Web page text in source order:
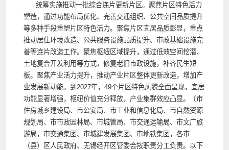
统筹实施推动一批综合连片更新片区。聚焦片区特色活力
塑造，通过功能布局优化、完善交通组织、公共空间品质提升
等多种手段重塑片区特色活力。聚焦片区宜居品质彰显，重点
推动居住环境改造、公共服务设施品质提升、市政基础设施完
善等连片改造工作。聚焦枢纽区域提升，通过低效空间挖潜、
土地复合开发利用等方式，修复老旧市政设施，补齐民生短
板。聚焦产业活力提升，推动产业片区整体更新改造，增加产
业发展新动能。到2027年，49个片区特色风貌全面呈现，宜居
功能显著增强，枢纽价值充分释放，产业集群效应凸显。〔市
住房城乡建设局、市公安局、市工业和信息化局、市自然资源
规划局、市市政园林局、市城管局、市交通运输局、市文广旅
游局，市交通集团、市城建发展集团、市地铁集团，各市
（县）区人民政府、无锡经开区管委会按职责分工负责。以下